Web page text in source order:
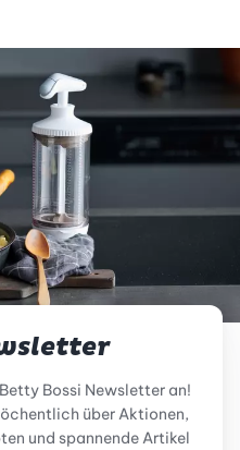
Bossi Newsletter an!
über Aktionen,
und spannende Artikel